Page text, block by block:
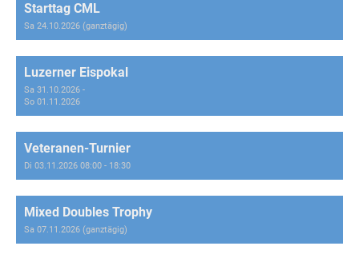
Starttag CML
Sa 24.10.2026 (ganztägig)
Luzerner Eispokal
Sa 31.10.2026 -
So 01.11.2026
Veteranen-Turnier
Di 03.11.2026 08:00 - 18:30
Mixed Doubles Trophy
Sa 07.11.2026 (ganztägig)